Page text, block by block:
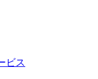
ビス